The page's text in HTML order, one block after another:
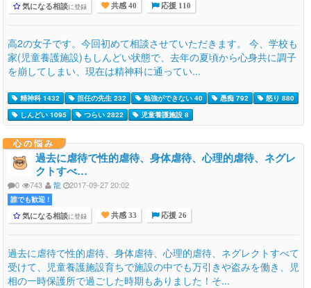
気になる相談に登録 共感 40 応援 110
高2の女子です。今回初めて相談させていただきます。 今、学校も
家(児童養護施設)もしんどい状態で、去年の夏頃から心身共に調子
を崩してしまい、現在は精神科に通ってい...
精神科 1432 担任の先生 232 勉強ができない 40 愚痴 792
怒り 880
しんどい 1095
つらい 2822 児童養護施設 8
心の悩み
過去に虐待で性的虐待、身体虐待、心理的虐待、ネグレ
クトすべ…
0 743 龍 2017-09-27 20:02
誰でも歓迎 !
気になる相談に登録 共感 33 応援 26
過去に虐待で性的虐待、身体虐待、心理的虐待、ネグレクトすべて
受けて、児童養護施設育ちで施設の中でも万引きや盗みを働き、児
相の一時保護所で過ごした時期もありました！そ...